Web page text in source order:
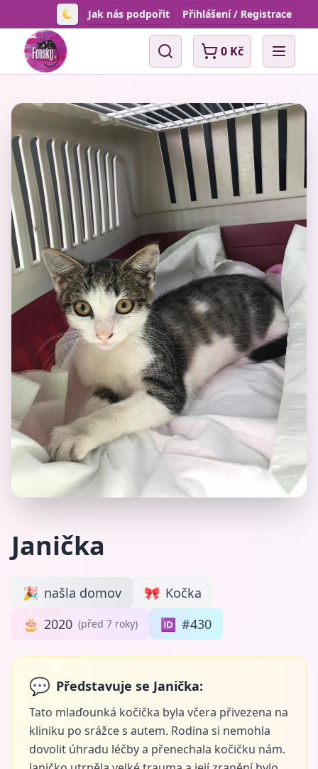
Toggle theme
Jak nás podpořit Přihlášení / Registrace
Vyhledávání0 Kč Open
Janička
🎉 našla domov 🎀 Kočka
🎂 2020 (před 7 roky) 🆔 #430
💬 Představuje se Janička:
Tato mlaďounká kočička byla včera přivezena na
kliniku po srážce s autem. Rodina si nemohla
dovolit úhradu léčby a přenechala kočičku nám.